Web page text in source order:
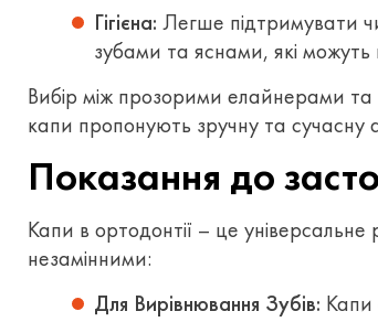
Гігієна: Легше підтримувати
зубами та яснами, які можуть
Вибір між прозорими елайнерами та
капи пропонують зручну та сучасну
Показання до
Капи в ортодонтії – це
незамінними:
Для Вирівнювання Зубів: Капи